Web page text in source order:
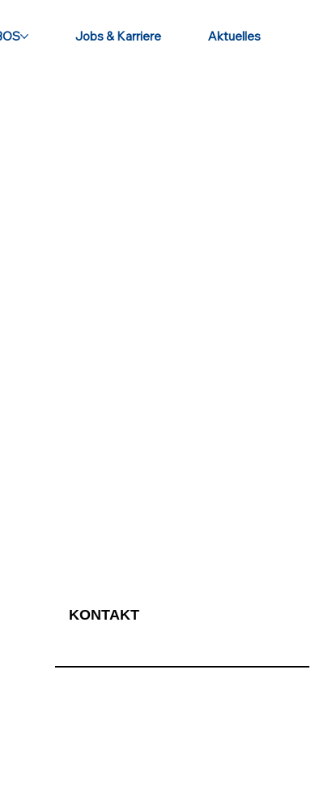
Jobs & Karriere Aktuelles
KONTAKT